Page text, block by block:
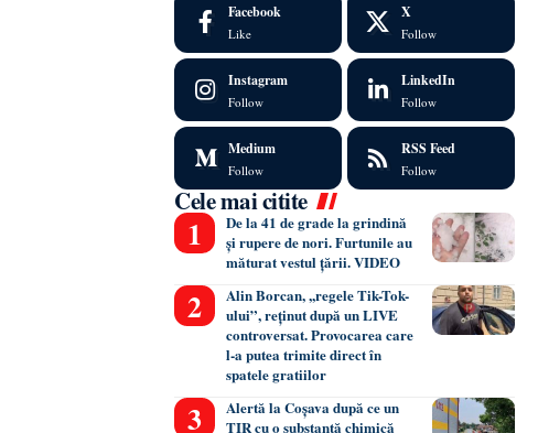
Facebook
Like
X
Follow
Instagram
Follow
LinkedIn
Follow
Medium
Follow
RSS Feed
Follow
Cele mai citite
De la 41 de grade la grindină
și rupere de nori. Furtunile au
măturat vestul țării. VIDEO
Alin Borcan, ,,regele Tik-Tok-
ului”, reținut după un LIVE
controversat. Provocarea care
l-a putea trimite direct în
spatele gratiilor
Alertă la Coșava după ce un
TIR cu o substanță chimică